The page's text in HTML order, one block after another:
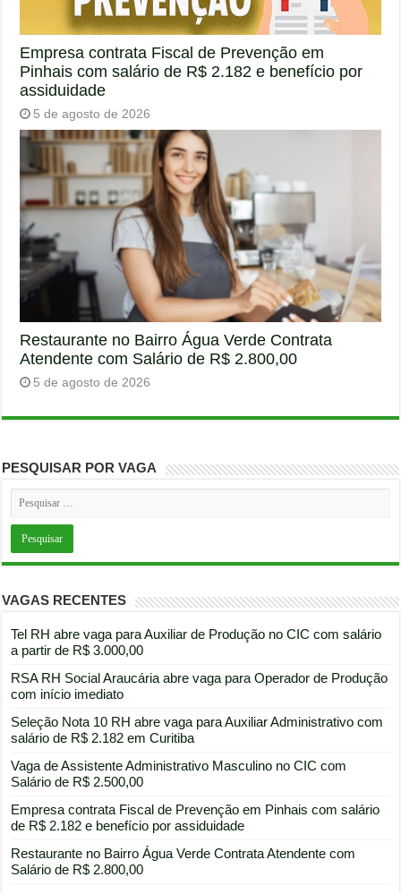
Empresa contrata Fiscal de Prevenção em
Pinhais com salário de R$ 2.182 e benefício por
assiduidade
5 de agosto de 2026
Restaurante no Bairro Água Verde Contrata
Atendente com Salário de R$ 2.800,00
5 de agosto de 2026
PESQUISAR POR VAGA
VAGAS RECENTES
Tel RH abre vaga para Auxiliar de Produção no CIC com salário
a partir de R$ 3.000,00
RSA RH Social Araucária abre vaga para Operador de Produção
com início imediato
Seleção Nota 10 RH abre vaga para Auxiliar Administrativo com
salário de R$ 2.182 em Curitiba
Vaga de Assistente Administrativo Masculino no CIC com
Salário de R$ 2.500,00
Empresa contrata Fiscal de Prevenção em Pinhais com salário
de R$ 2.182 e benefício por assiduidade
Restaurante no Bairro Água Verde Contrata Atendente com
Salário de R$ 2.800,00